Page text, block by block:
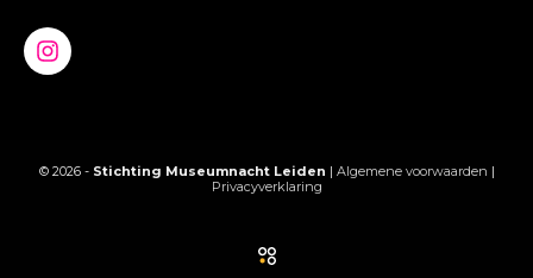
© 2026 - Stichting Museumnacht Leiden | Algemene voorwaarden |
Privacyverklaring